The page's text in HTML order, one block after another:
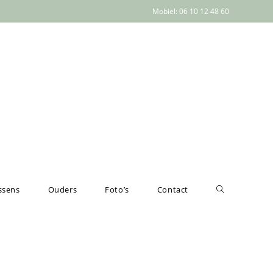
Mobiel: 06 10 12 48 60
Ouders Foto’s Contact